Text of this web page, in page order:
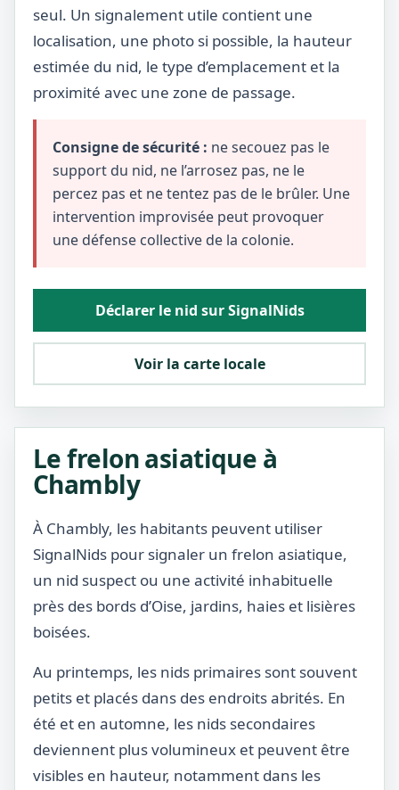
seul. Un signalement utile contient une
localisation, une photo si possible, la hauteur
estimée du nid, le type d’emplacement et la
proximité avec une zone de passage.
Consigne de sécurité : ne secouez pas le
support du nid, ne l’arrosez pas, ne le
percez pas et ne tentez pas de le brûler. Une
intervention improvisée peut provoquer
une défense collective de la colonie.
Déclarer le nid sur SignalNids
Voir la carte locale
Le frelon asiatique à
Chambly
À Chambly, les habitants peuvent utiliser
SignalNids pour signaler un frelon asiatique,
un nid suspect ou une activité inhabituelle
près des bords d’Oise, jardins, haies et lisières
boisées.
Au printemps, les nids primaires sont souvent
petits et placés dans des endroits abrités. En
été et en automne, les nids secondaires
deviennent plus volumineux et peuvent être
visibles en hauteur, notamment dans les